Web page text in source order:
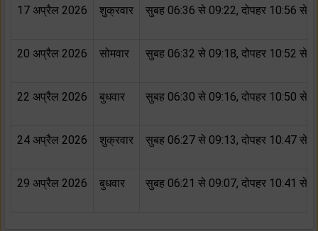
17 अप्रैल 2026 शुक्रवार सुबह 06:36 से 09:22, दोपहर 10:56 से
20 अप्रैल 2026 सोमवार सुबह 06:32 से 09:18, दोपहर 10:52 से
22 अप्रैल 2026 बुधवार सुबह 06:30 से 09:16, दोपहर 10:50 से
24 अप्रैल 2026 शुक्रवार सुबह 06:27 से 09:13, दोपहर 10:47 से
29 अप्रैल 2026 बुधवार सुबह 06:21 से 09:07, दोपहर 10:41 से